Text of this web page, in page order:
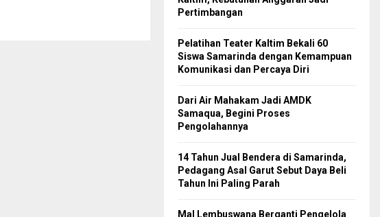
Pertimbangan
Pelatihan Teater Kaltim Bekali 60
Siswa Samarinda dengan Kemampuan
Komunikasi dan Percaya Diri
Dari Air Mahakam Jadi AMDK
Samaqua, Begini Proses
Pengolahannya
14 Tahun Jual Bendera di Samarinda,
Pedagang Asal Garut Sebut Daya Beli
Tahun Ini Paling Parah
Mal Lembuswana Berganti Pengelola